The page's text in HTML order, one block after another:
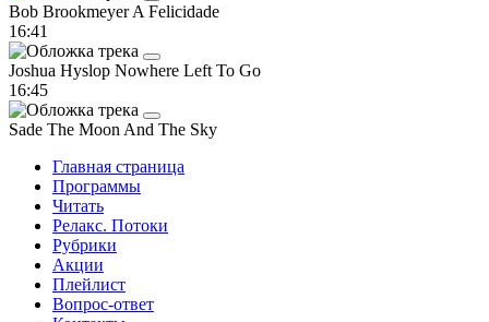
Bob BrookmeyerA Felicidade
16:41
Joshua Hyslop Nowhere Left To Go
16:45
Sade The Moon And The Sky
Главная страница
Программы
Читать
Релакс. Потоки
Рубрики
Акции
Плейлист
Вопрос-ответ